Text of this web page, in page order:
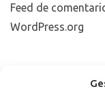
Feed de
WordPress.org
Copyright